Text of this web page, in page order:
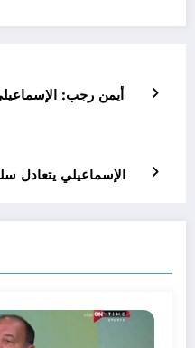
أيمن رجب:
الإسماعيلي يتعادل